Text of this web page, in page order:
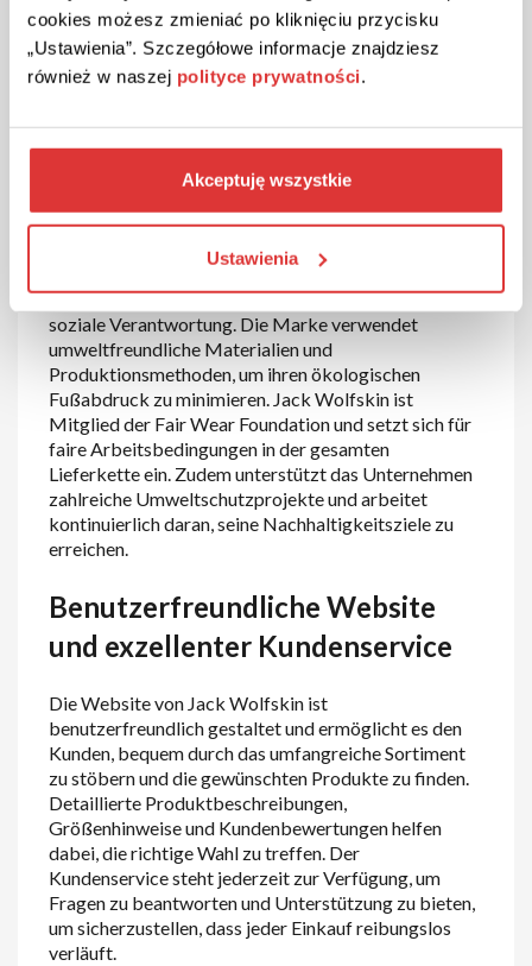
cookies możesz zmieniać po kliknięciu przycisku
„Ustawienia”. Szczegółowe informacje znajdziesz
również w naszej polityce prywatności.
Akceptuję wszystkie
Ustawienia
hochwertigen, technischen Materialien hergestellt,
die Schutz vor Wind, Regen und Kälte bieten und
gleichzeitig atmungsaktiv und komfortabel sind.
Innovative Technologien wie Texapore, Nanuk und
Wetterbedingungen bestens gerüstet bist.
Jack Wolfskin engagiert sich für Nachhaltigkeit und
soziale Verantwortung. Die Marke verwendet
umweltfreundliche Materialien und
Produktionsmethoden, um ihren ökologischen
Fußabdruck zu minimieren. Jack Wolfskin ist
Mitglied der Fair Wear Foundation und setzt sich für
faire Arbeitsbedingungen in der gesamten
Lieferkette ein. Zudem unterstützt das Unternehmen
zahlreiche Umweltschutzprojekte und arbeitet
kontinuierlich daran, seine Nachhaltigkeitsziele zu
erreichen.
Benutzerfreundliche Website
und exzellenter Kundenservice
Die Website von Jack Wolfskin ist
benutzerfreundlich gestaltet und ermöglicht es den
Kunden, bequem durch das umfangreiche Sortiment
zu stöbern und die gewünschten Produkte zu finden.
Detaillierte Produktbeschreibungen,
Größenhinweise und Kundenbewertungen helfen
dabei, die richtige Wahl zu treffen. Der
Kundenservice steht jederzeit zur Verfügung, um
Fragen zu beantworten und Unterstützung zu bieten,
um sicherzustellen, dass jeder Einkauf reibungslos
verläuft.